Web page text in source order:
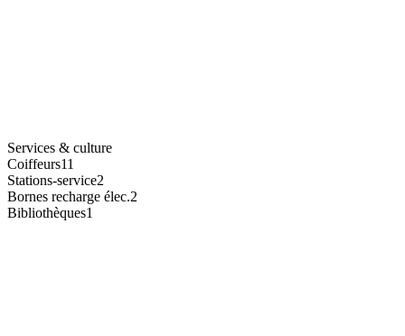
Services & culture
Coiffeurs11
Stations-service2
Bornes recharge élec.2
Bibliothèques1